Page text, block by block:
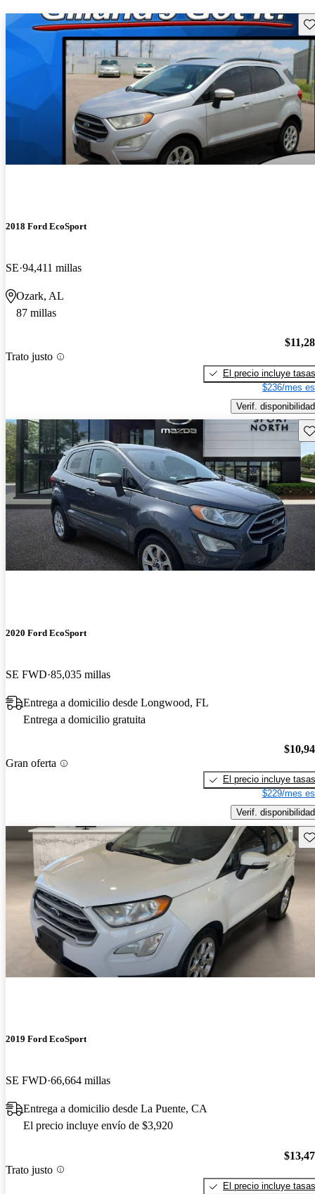
2018 Ford EcoSport
SE 94,411 millas
Ozark, AL
87 millas
Trato justo
El precio incluye tasas
$236/mes
Verif. disponibilidad
2020 Ford EcoSport
SE FWD 85,035 millas
Entrega a domicilio desde Longwood, FL
Entrega a domicilio gratuita
Gran oferta
El precio incluye tasas
$229/mes
Verif. disponibilidad
2019 Ford EcoSport
SE FWD 66,664 millas
Entrega a domicilio desde La Puente, CA
El precio incluye envío de $3,920
Trato justo
El precio incluye tasas